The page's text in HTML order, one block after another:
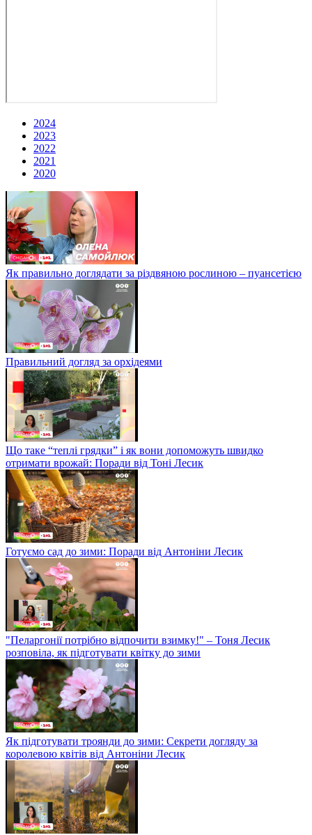
2024
2023
2022
2021
2020
Як правильно доглядати за різдвяною рослиною – пуансетією
Правильний догляд за орхідеями
Що таке “теплі грядки” і як вони допоможуть швидко
отримати врожай: Поради від Тоні Лесик
Готуємо сад до зими: Поради від Антоніни Лесик
"Пеларгонії потрібно відпочити взимку!" – Тоня Лесик
розповіла, як підготувати квітку до зими
Як підготувати троянди до зими: Секрети догляду за
королевою квітів від Антоніни Лесик